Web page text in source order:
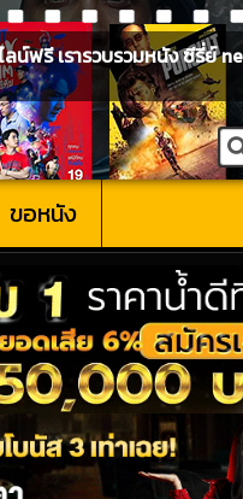
น์ฟรี เรารวบรวมหนัง ซีรี่ย์
ขอหนัง